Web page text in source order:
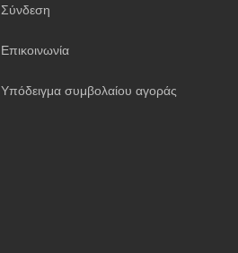
Σύνδεση
Επικοινωνία
Υπόδειγμα συμβολαίου αγοράς